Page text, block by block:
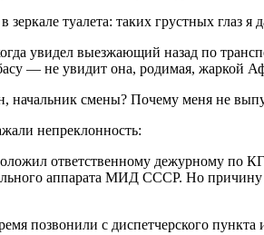
зеркале туалета: таких грустных
увидел выезжающий назад по
— не увидит она, родимая, жаркой
начальник смены? Почему меня не
непреклонность:
ответственному дежурному по
аппарата МИД СССР. Но
позвонили с диспетчерского